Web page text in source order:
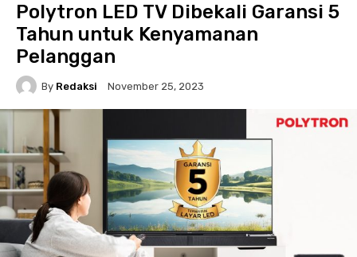
Polytron LED TV Dibekali Garansi 5
Tahun untuk Kenyamanan
Pelanggan
By Redaksi November 25, 2023